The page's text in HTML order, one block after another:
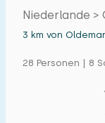
Niederlande >
3 km von
28 Personen | 8